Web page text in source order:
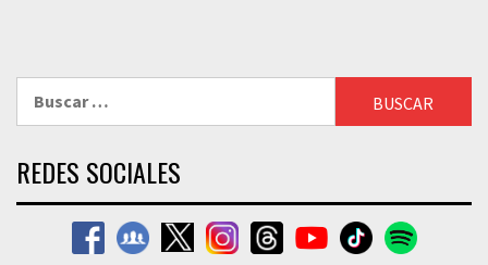
REDES SOCIALES